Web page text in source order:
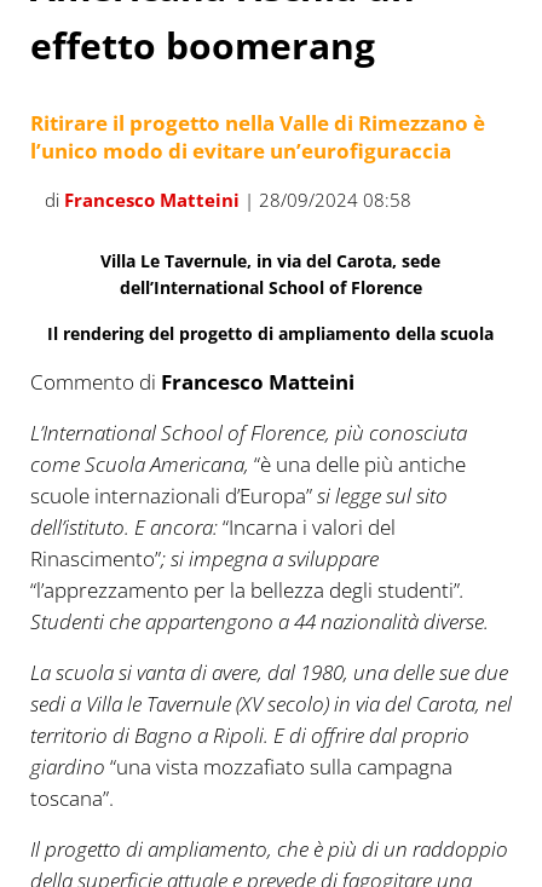
effetto boomerang
Ritirare il progetto nella Valle di Rimezzano è
l’unico modo di evitare un’eurofiguraccia
di Francesco Matteini | 28/09/2024 08:58
Villa Le Tavernule, in via del Carota, sede
dell’International School of Florence
Il rendering del progetto di ampliamento della scuola
Commento di Francesco Matteini
L’International School of Florence, più conosciuta
come Scuola Americana, “è una delle più antiche
scuole internazionali d’Europa”si legge sul sito
dell’istituto. E ancora:“Incarna i valori del
Rinascimento”; si impegna a sviluppare
“l’apprezzamento per la bellezza degli studenti”.
Studenti che appartengono a 44 nazionalità diverse.
La scuola si vanta di avere, dal 1980, una delle sue due
sedi a Villa le Tavernule (XV secolo) in via del Carota, nel
territorio di Bagno a Ripoli. E di offrire dal proprio
giardino “una vista mozzafiato sulla campagna
toscana”.
Il progetto di ampliamento, che è più di un raddoppio
della superficie attuale e prevede di fagogitare una